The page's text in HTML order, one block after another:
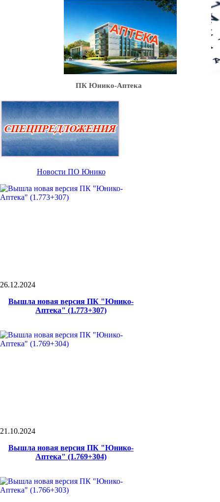
ПК Юнико-Аптека
Новости ПО Юнико
26.12.2024
Вышла новая версия ПК "Юнико-
Аптека" (1.773+307)
21.10.2024
Вышла новая версия ПК "Юнико-
Аптека" (1.769+304)